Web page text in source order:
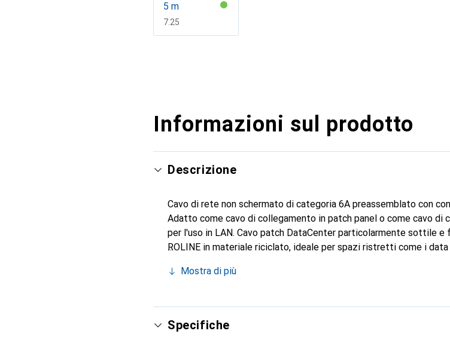
5 m
CHF
7.25
Informazioni sul prodotto
Descrizione
Cavo di rete non schermato di categoria 6A preassemblato con
Adatto come cavo di collegamento in patch panel o come cavo
per l'uso in LAN. Cavo patch DataCenter particolarmente sottile
ROLINE in materiale riciclato, ideale per spazi ristretti come i
Gigabit. Resistente grazie alla protezione anti-torsione iniettata.
Mostra di più
Specifiche